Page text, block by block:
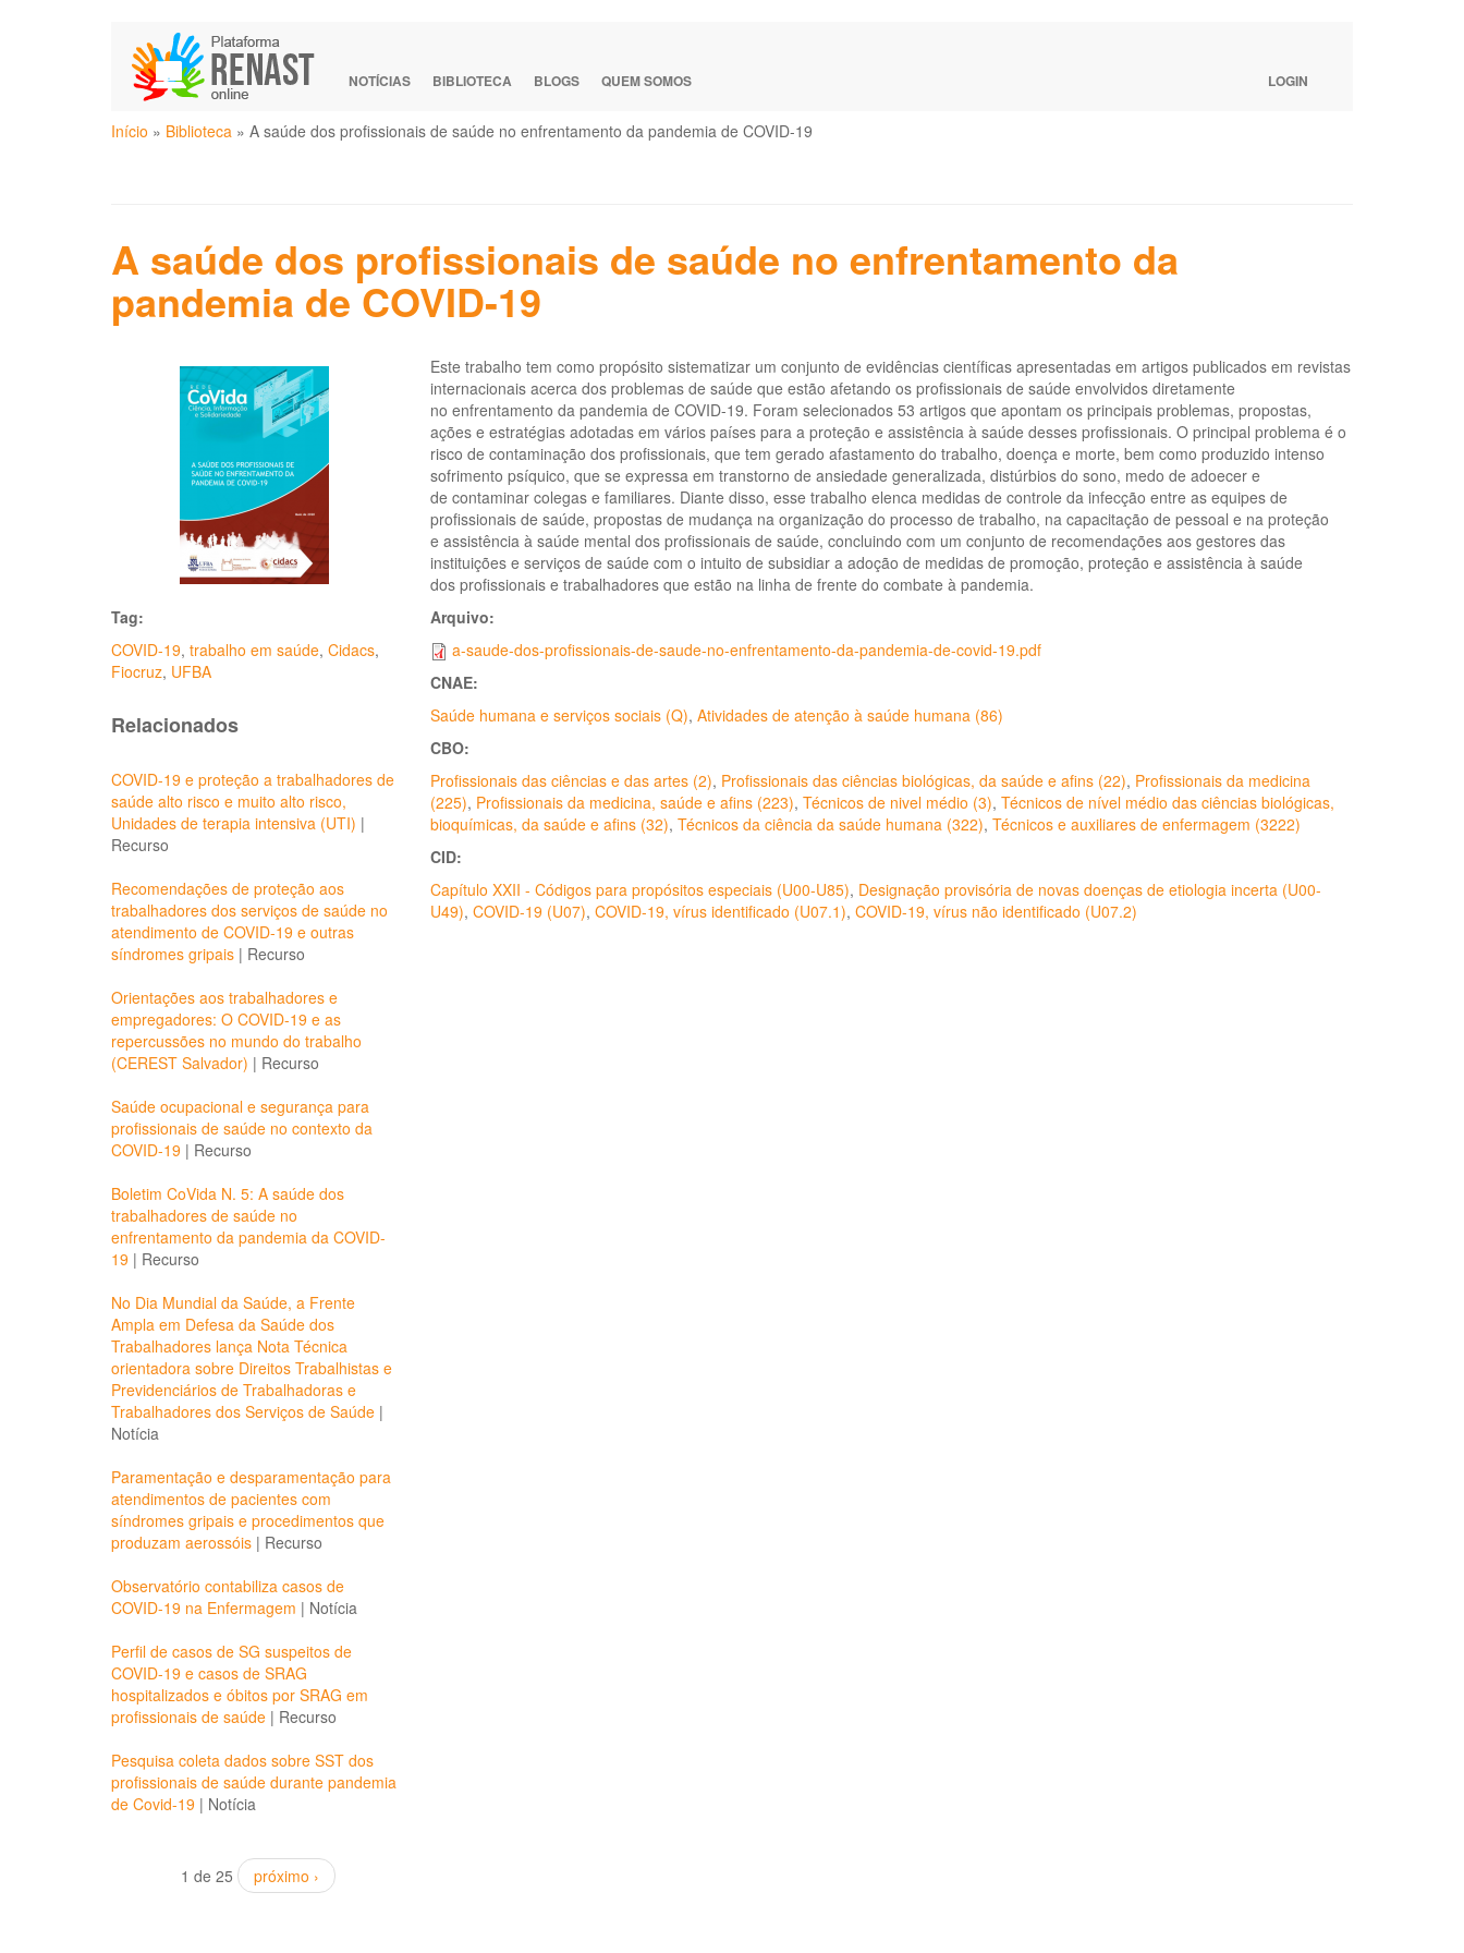
NOTÍCIAS BIBLIOTECA BLOGS QUEM SOMOS LOGIN
Você
Início » Biblioteca » A saúde dos profissionais de saúde no enfrentamento da pandemia de COVID-19
A saúde dos profissionais de saúde no enfrentamento da
pandemia de COVID-19
Tag:
COVID-19, trabalho em saúde, Cidacs,
Fiocruz, UFBA
Relacionados
COVID-19 e proteção a trabalhadores de
saúde alto risco e muito alto risco,
Unidades de terapia intensiva (UTI) |
Recurso
Recomendações de proteção aos
trabalhadores dos serviços de saúde no
atendimento de COVID-19 e outras
síndromes gripais | Recurso
Orientações aos trabalhadores e
empregadores: O COVID-19 e as
repercussões no mundo do trabalho
(CEREST Salvador) | Recurso
Saúde ocupacional e segurança para
profissionais de saúde no contexto da
COVID-19 | Recurso
Boletim CoVida N. 5: A saúde dos
trabalhadores de saúde no
enfrentamento da pandemia da COVID-
19 | Recurso
No Dia Mundial da Saúde, a Frente
Ampla em Defesa da Saúde dos
Trabalhadores lança Nota Técnica
orientadora sobre Direitos Trabalhistas e
Previdenciários de Trabalhadoras e
Trabalhadores dos Serviços de Saúde |
Notícia
Paramentação e desparamentação para
atendimentos de pacientes com
síndromes gripais e procedimentos que
produzam aerossóis | Recurso
Observatório contabiliza casos de
COVID-19 na Enfermagem | Notícia
Perfil de casos de SG suspeitos de
COVID-19 e casos de SRAG
hospitalizados e óbitos por SRAG em
profissionais de saúde | Recurso
Pesquisa coleta dados sobre SST dos
profissionais de saúde durante pandemia
de Covid-19 | Notícia
1 de 25 próximo ›
Este trabalho tem como propósito sistematizar um conjunto de evidências científicas apresentadas em artigos publicados em revistas
internacionais acerca dos problemas de saúde que estão afetando os profissionais de saúde envolvidos diretamente
no enfrentamento da pandemia de COVID-19. Foram selecionados 53 artigos que apontam os principais problemas, propostas,
ações e estratégias adotadas em vários países para a proteção e assistência à saúde desses profissionais. O principal problema é o
risco de contaminação dos profissionais, que tem gerado afastamento do trabalho, doença e morte, bem como produzido intenso
sofrimento psíquico, que se expressa em transtorno de ansiedade generalizada, distúrbios do sono, medo de adoecer e
de contaminar colegas e familiares. Diante disso, esse trabalho elenca medidas de controle da infecção entre as equipes de
profissionais de saúde, propostas de mudança na organização do processo de trabalho, na capacitação de pessoal e na proteção
e assistência à saúde mental dos profissionais de saúde, concluindo com um conjunto de recomendações aos gestores das
instituições e serviços de saúde com o intuito de subsidiar a adoção de medidas de promoção, proteção e assistência à saúde
dos profissionais e trabalhadores que estão na linha de frente do combate à pandemia.
Arquivo:
a-saude-dos-profissionais-de-saude-no-enfrentamento-da-pandemia-de-covid-19.pdf
CNAE:
Saúde humana e serviços sociais (Q), Atividades de atenção à saúde humana (86)
CBO:
Profissionais das ciências e das artes (2), Profissionais das ciências biológicas, da saúde e afins (22), Profissionais da medicina
(225), Profissionais da medicina, saúde e afins (223), Técnicos de nivel médio (3), Técnicos de nível médio das ciências biológicas,
bioquímicas, da saúde e afins (32), Técnicos da ciência da saúde humana (322), Técnicos e auxiliares de enfermagem (3222)
CID:
Capítulo XXII - Códigos para propósitos especiais (U00-U85), Designação provisória de novas doenças de etiologia incerta (U00-
U49), COVID-19 (U07), COVID-19, vírus identificado (U07.1), COVID-19, vírus não identificado (U07.2)